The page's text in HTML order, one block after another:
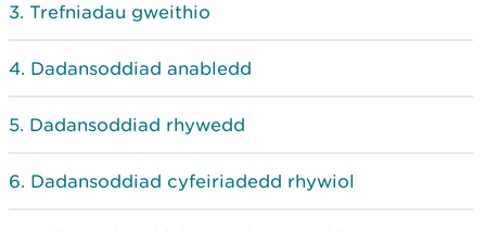
Trefniadau gweithio
Dadansoddiad anabledd
Dadansoddiad rhywedd
Dadansoddiad cyfeiriadedd rhywiol